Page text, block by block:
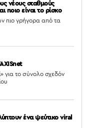
νέους σταθμούς
ποιο είναι το ρίσκο
πιο γρήγορα από τα
για το σύνολο σχεδόν
ένα ψεύτικο viral